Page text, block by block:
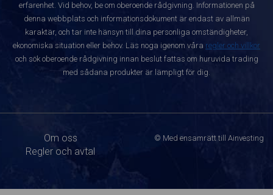
erfarenhet. Vid behov, be om oberoende rådgivning. Informationen på
denna webbplats och informationsdokument är endast av allmän
karaktär, och tar inte hänsyn till dina personliga omständigheter,
ekonomiska situation eller behov. Läs noga igenom våra regler och villkor
och sök oberoende rådgivning innan beslut fattas om huruvida trading
med sådana produkter är lämpligt för dig.
Om oss
Regler och avtal
© Med ensamrätt till Ainvesting